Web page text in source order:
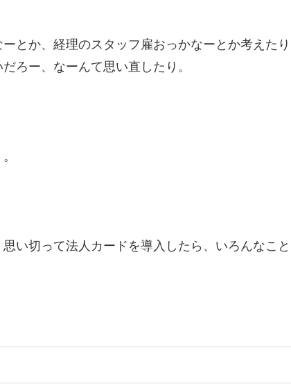
とか、経理のスタッフ雇おっかなーとか考えたり
ろー、なーんて思い直したり。
い切って法人カードを導入したら、いろんなこと